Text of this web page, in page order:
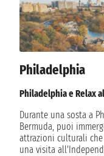
mercoledì 24
08:00 - 18:00
07:00 - 17:00
venerdì 26
sabato 27
domenica 28
08:00
Philadelphia
Philadelphia e Relax
Durante una sosta a
Bermuda, puoi
attrazioni culturali
una visita